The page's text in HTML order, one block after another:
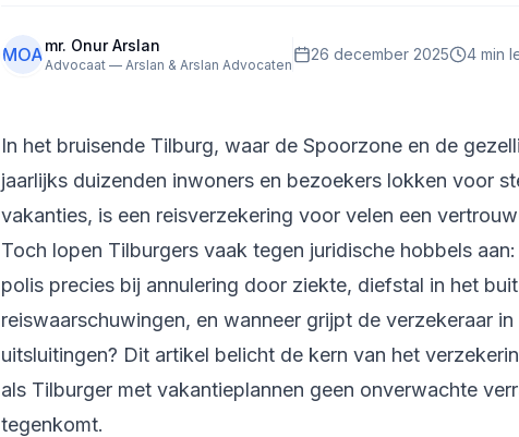
MOAmr. Onur Arslan
Advocaat — Arslan & Arslan Advocaten
26 december 2025 4min
In het bruisende Tilburg, waar de Spoorzone en de
jaarlijks duizenden inwoners en bezoekers lokken voor
vakanties, is een reisverzekering voor velen een
Toch lopen Tilburgers vaak tegen juridische hobbels
polis precies bij annulering door ziekte, diefstal in het
reiswaarschuwingen, en wanneer grijpt de verzekeraar in
uitsluitingen? Dit artikel belicht de kern van het
als Tilburger met vakantieplannen geen onverwachte
tegenkomt.